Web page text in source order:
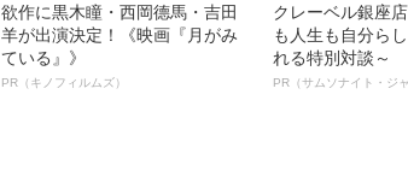
欲作に黒木瞳・西岡德馬・吉田
羊が出演決定！《映画『月がみ
ている』》
PR（キノフィルムズ）
クレーベル銀座
も人生も自分ら
れる特別対談～
PR（サムソナイト・ジャ